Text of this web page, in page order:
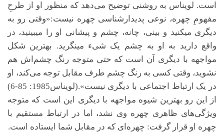
است. لویناس به روشنی توضیح می‌دهد که منظور او از طرحِ
مفهومِ چهره، نوعی پدیدارشناسی چهره نیست:«وقتی رو به
دیگری می­کنید و بینی، چانه، چشم و پیشانی او را می­بینید، در
واقع دارید به او به چشم یک شیء می­نگرید. بهترین شکل
مواجهه با دیگری آن است که حتی متوجه رنگ چشم‌اش هم
نشوید، وقتی کسی به رنگ چشم طرف مقابل توجه می‌کند، او
در یک ارتباط اجتماعی با دیگری نیست».(لویناس1985: 85-6)
از این رو بهترین شیوه مواجهه با دیگری این است که متوجه
ویژگی‌های ظاهری چهره وی نشد، اما در ارتباط مستقیم با
چهره او قرار گرفت: چهره‌ای که در مقابل شما ایستاده ا ست.